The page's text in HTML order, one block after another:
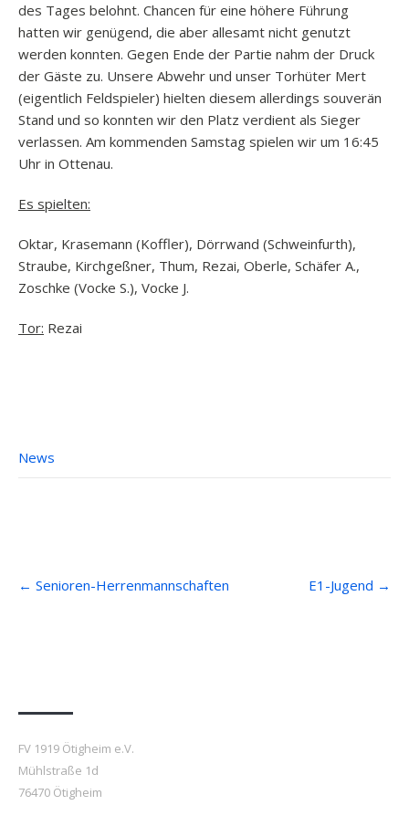
des Tages belohnt. Chancen für eine höhere Führung
hatten wir genügend, die aber allesamt nicht genutzt
werden konnten. Gegen Ende der Partie nahm der Druck
der Gäste zu. Unsere Abwehr und unser Torhüter Mert
(eigentlich Feldspieler) hielten diesem allerdings souverän
Stand und so konnten wir den Platz verdient als Sieger
verlassen. Am kommenden Samstag spielen wir um 16:45
Uhr in Ottenau.
Es spielten:
Oktar, Krasemann (Koffler), Dörrwand (Schweinfurth),
Straube, Kirchgeßner, Thum, Rezai, Oberle, Schäfer A.,
Zoschke (Vocke S.), Vocke J.
Tor: Rezai
News
navigation
← Senioren-Herrenmannschaften E1-Jugend →
FV 1919 Ötigheim e.V.
Mühlstraße 1d
76470 Ötigheim